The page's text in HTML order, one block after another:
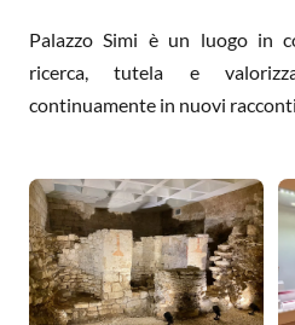
Palazzo Simi è un luogo in
ricerca, tutela e
continuamente in nuovi